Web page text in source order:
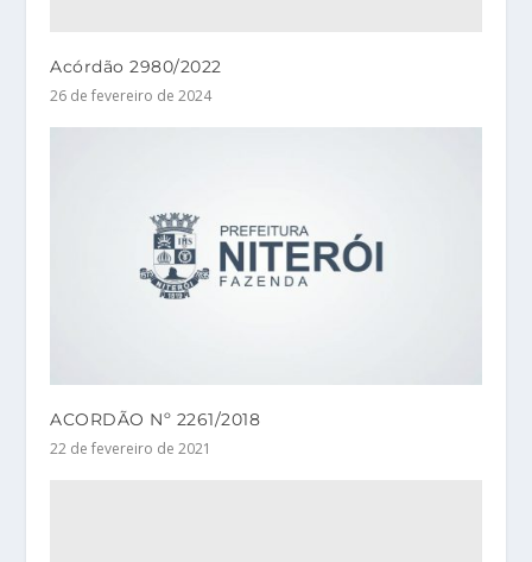
Acórdão 2980/2022
26 de fevereiro de 2024
ACORDÃO Nº 2261/2018
22 de fevereiro de 2021